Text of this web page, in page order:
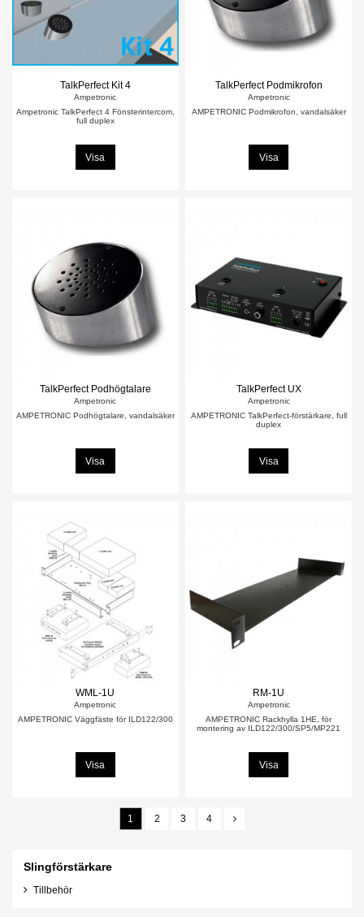
TalkPerfect Kit 4
Ampetronic
Ampetronic TalkPerfect 4 Fönsterintercom,
full duplex
Visa
TalkPerfect Podmikrofon
Ampetronic
AMPETRONIC Podmikrofon, vandalsäker
Visa
TalkPerfect Podhögtalare
Ampetronic
AMPETRONIC Podhögtalare, vandalsäker
Visa
TalkPerfect UX
Ampetronic
AMPETRONIC TalkPerfect-förstärkare, full
duplex
Visa
WML-1U
Ampetronic
AMPETRONIC Väggfäste för ILD122/300
Visa
RM-1U
Ampetronic
AMPETRONIC Rackhylla 1HE, för
montering av ILD122/300/SP5/MP221
Visa
1 2 3 4
Slingförstärkare
Tillbehör